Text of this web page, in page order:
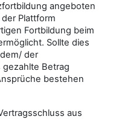
angeboten
Plattform
Fortbildung beim
Sollte dies
der
Betrag
bestehen
aus